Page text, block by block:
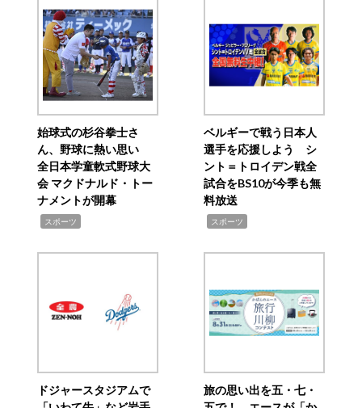
始球式の杉谷拳士さ
ん、野球に熱い思い
全日本学童軟式野球大
会 マクドナルド・トー
ナメントが開幕
スポーツ
ベルギーで戦う日本人
選手を応援しよう シ
ント＝トロイデン戦全
試合をBS10が今季も無
料放送
スポーツ
ドジャースタジアムで
旅の思い出を五・七・